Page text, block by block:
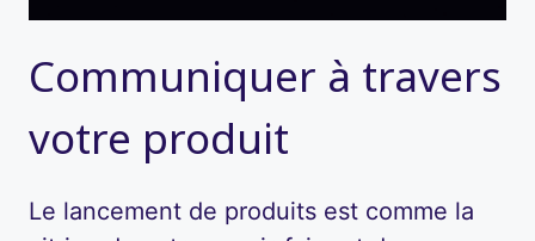
Communiquer à travers
votre produit
Le lancement de produits est comme la